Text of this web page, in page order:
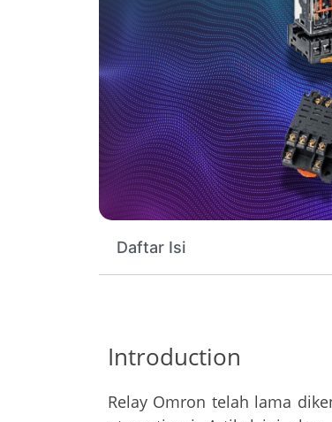
Daftar Isi
Introduction
Relay Omron telah lama